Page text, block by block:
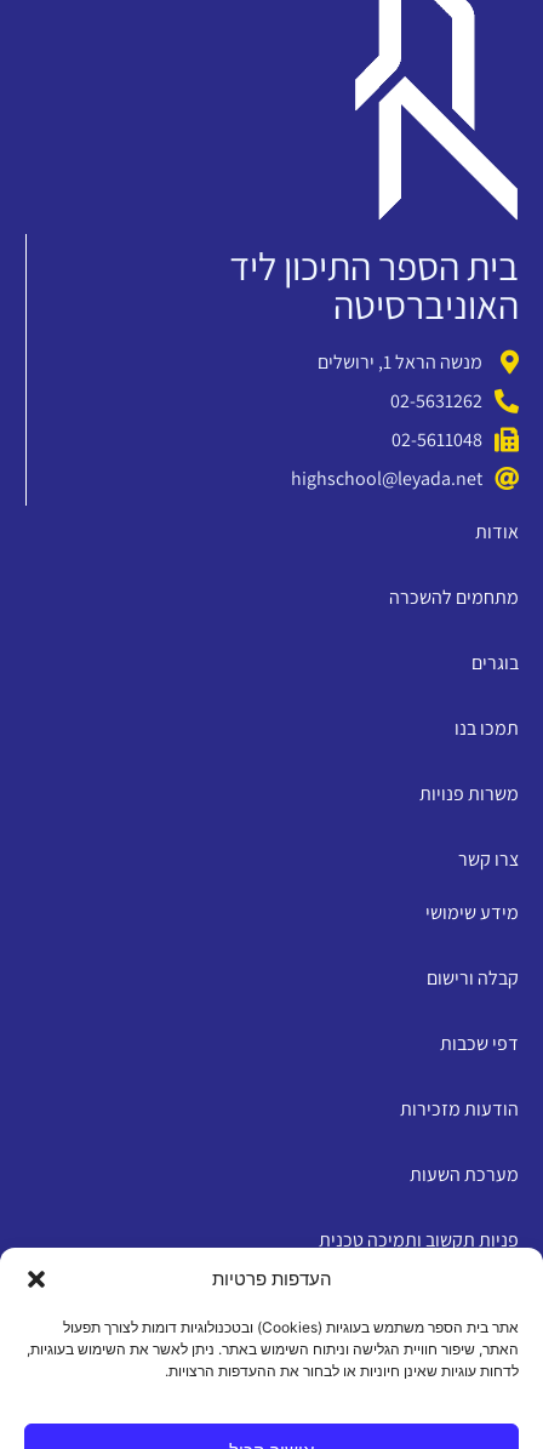
העדפות פרטיות
אתר בית הספר משתמש בעוגיות (Cookies) ובטכנולוגיות דומות לצורך תפעול
האתר, שיפור חוויית הגלישה וניתוח השימוש באתר. ניתן לאשר את השימוש בעוגיות,
לדחות עוגיות שאינן חיוניות או לבחור את ההעדפות הרצויות.
בית הספר התיכון ליד
האוניברסיטה
מנשה הראל 1, ירושלים
02-5631262
02-5611048
highschool@leyada.net
אודות
מתחמים להשכרה
בוגרים
תמכו בנו
משרות פנויות
צרו קשר
מידע שימושי
קבלה ורישום
דפי שכבות
הודעות מזכירות
מערכת השעות
פניות תקשוב ותמיכה טכנית
מדיניות פרטיות|תנאי שימוש|הצהרת נגישות|מדיניות